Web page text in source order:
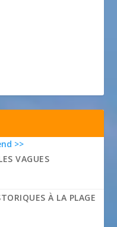
>>
VAGUES
À LA PLAGE